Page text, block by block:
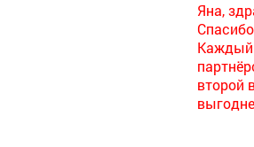
Яна,
Каждый
второй